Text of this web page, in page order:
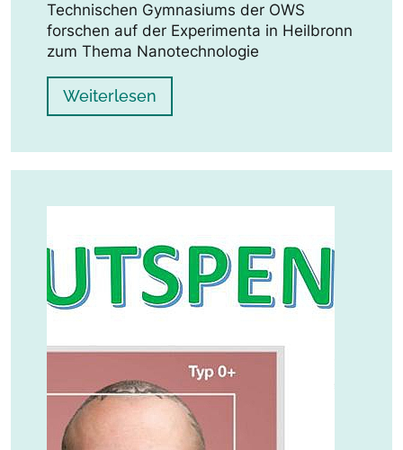
Technischen Gymnasiums der OWS
forschen auf der Experimenta in Heilbronn
zum Thema Nanotechnologie
Weiterlesen